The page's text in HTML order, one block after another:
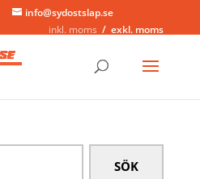
info@sydostslap.se
inkl. moms
exkl. moms